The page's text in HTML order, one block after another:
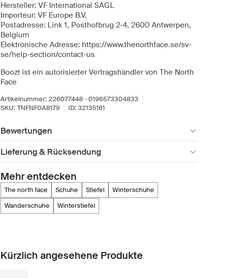
Hersteller: VF International SAGL
Importeur: VF Europe B.V.
Postadresse: Link 1, Posthofbrug 2-4, 2600 Antwerpen,
Belgium
Elektronische Adresse: https://www.thenorthface.se/sv-
se/help-section/contact-us
Boozt ist ein autorisierter Vertragshändler von The North
Face
Artikelnummer: 226077448 - 0196573304833
SKU: TNFNF0A8179 ID: 32135161
Bewertungen
Lieferung & Rücksendung
Mehr entdecken
the north face schuhe stiefel
winterschuhe
wanderschuhe
winterstiefel
Kürzlich angesehene Produkte